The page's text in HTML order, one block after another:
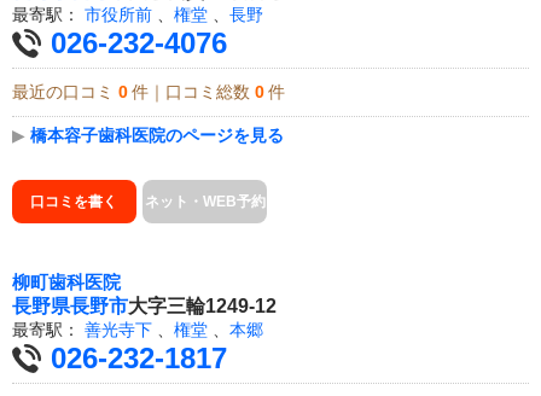
最寄駅： 市役所前 権堂 長野
026-232-4076
最近の口コミ 0 件｜口コミ総数 0 件
▶ 橋本容子歯科医院のページを見る
口コミを書く ネット・WEB予約
柳町歯科医院
長野県長野市大字三輪1249-12
最寄駅： 善光寺下 、 権堂 、 本郷
026-232-1817